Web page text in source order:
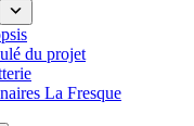
du projet
La Fresque